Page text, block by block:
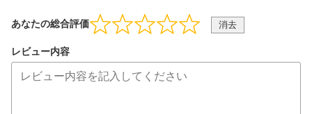
あなたの総合評価 消去
レビュー内容